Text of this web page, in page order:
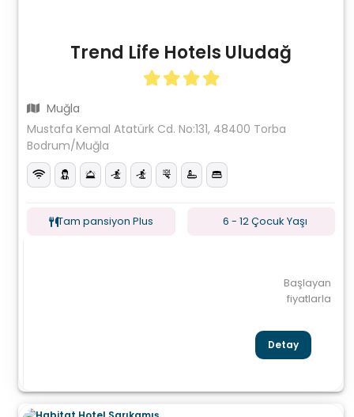
Trend Life Hotels Uludağ
Muğla
Mustafa Kemal Atatürk Cd. No:131, 48400 Torba
Bodrum/Muğla
Tam pansiyon Plus 6 - 12 Çocuk Yaşı
Başlayan
fiyatlarla
Detay